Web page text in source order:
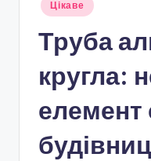
Цікаве
Труба
кругла:
елемент